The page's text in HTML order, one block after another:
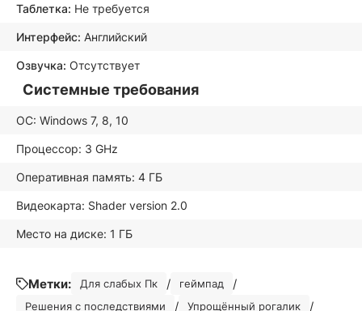
Таблетка: Не требуется
Интерфейс: Английский
Озвучка: Отсутствует
Системные требования
ОС: Windows 7, 8, 10
Процессор: 3 GHz
Оперативная память: 4 ГБ
Видеокарта: Shader version 2.0
Место на диске: 1 ГБ
Метки: Для слабых Пк / геймпад /
Решения с последствиями / Упрощённый рогалик /